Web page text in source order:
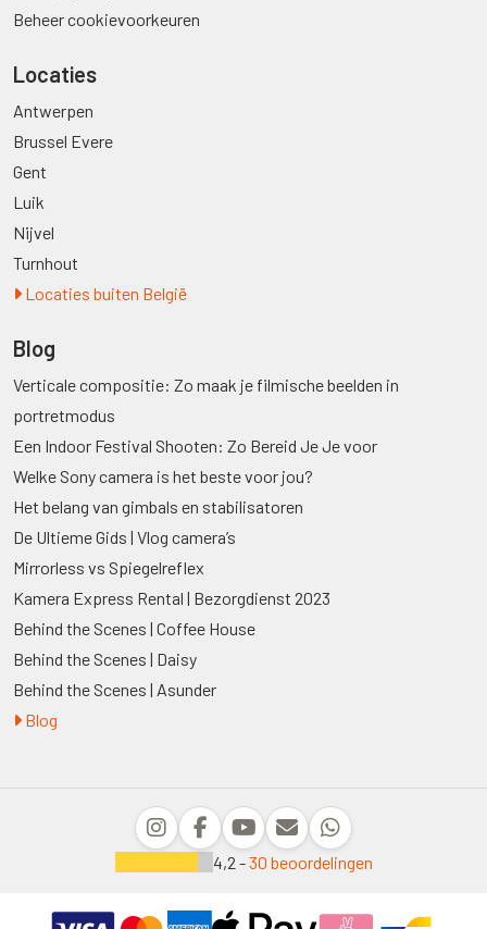
Beheer cookievoorkeuren
Locaties
Antwerpen
Brussel Evere
Gent
Luik
Nijvel
Turnhout
Locaties buiten België
Blog
Verticale compositie: Zo maak je filmische beelden in
portretmodus
Een Indoor Festival Shooten: Zo Bereid Je Je voor
Welke Sony camera is het beste voor jou?
Het belang van gimbals en stabilisatoren
De Ultieme Gids | Vlog camera’s
Mirrorless vs Spiegelreflex
Kamera Express Rental | Bezorgdienst 2023
Behind the Scenes | Coffee House
Behind the Scenes | Daisy
Behind the Scenes | Asunder
Blog
4,2 -30 beoordelingen